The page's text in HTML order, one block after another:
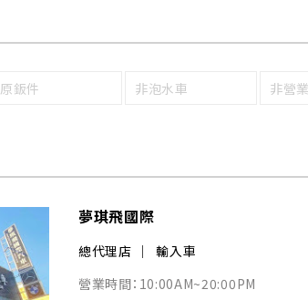
原鈑件 非泡水車 非營
夢琪飛國際
總代理店
輸入車
營業時間：10:00AM~20:00PM